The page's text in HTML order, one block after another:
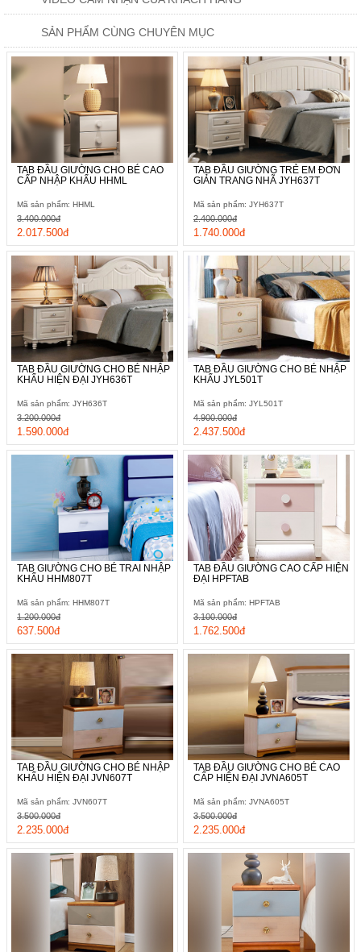
SẢN PHẨM CÙNG CHUYÊN MỤC
TAB ĐẦU GIƯỜNG CHO BÉ CAO
CẤP NHẬP KHẨU HHML
Mã sản phẩm: HHML
2.017.500đ
3.400.000đ
TAB ĐẦU GIƯỜNG TRẺ EM ĐƠN
GIẢN TRANG NHÃ JYH637T
Mã sản phẩm: JYH637T
1.740.000đ
2.400.000đ
TAB ĐẦU GIƯỜNG CHO BÉ NHẬP
KHẨU HIỆN ĐẠI JYH636T
Mã sản phẩm: JYH636T
1.590.000đ
3.200.000đ
TAB ĐẦU GIƯỜNG CHO BÉ NHẬP
KHẨU JYL501T
Mã sản phẩm: JYL501T
2.437.500đ
4.900.000đ
TAB GIƯỜNG CHO BÉ TRAI NHẬP
KHẨU HHM807T
Mã sản phẩm: HHM807T
637.500đ
1.200.000đ
TAB ĐẦU GIƯỜNG CAO CẤP HIỆN
ĐẠI HPFTAB
Mã sản phẩm: HPFTAB
1.762.500đ
3.100.000đ
TAB ĐẦU GIƯỜNG CHO BÉ NHẬP
KHẨU HIỆN ĐẠI JVN607T
Mã sản phẩm: JVN607T
2.235.000đ
3.500.000đ
TAB ĐẦU GIƯỜNG CHO BÉ CAO
CẤP HIỆN ĐẠI JVNA605T
Mã sản phẩm: JVNA605T
2.235.000đ
3.500.000đ